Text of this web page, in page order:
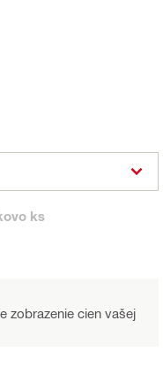
ks
zobrazenie cien vašej